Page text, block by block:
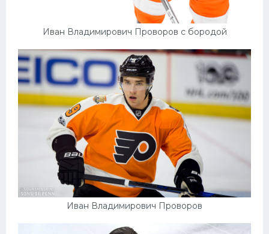
Иван Владимирович Проворов с бородой
Иван Владимирович Проворов